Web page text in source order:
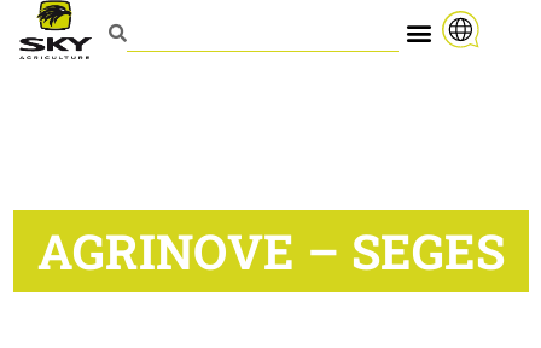
AGRINOVE – SEGES